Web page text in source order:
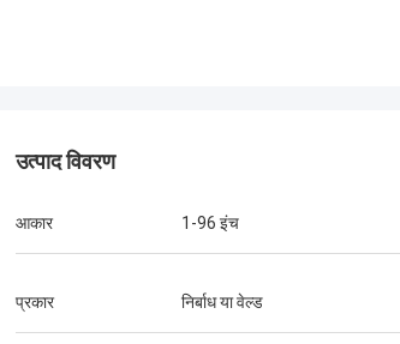
उत्पाद विवरण
आकार 1-96 इंच
प्रकार निर्बाध या वेल्ड